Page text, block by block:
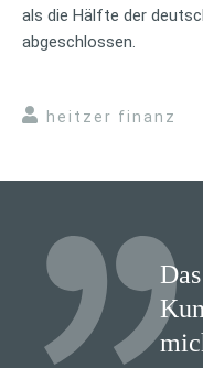
als die Hälfte der
abgeschlossen.
heitzer finanz